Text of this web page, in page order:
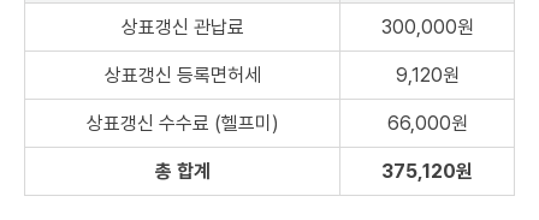
상표갱신 관납료 300,000원
상표갱신 등록면허세 9,120원
상표갱신 수수료 (헬프미) 66,000원
총 합계 375,120원